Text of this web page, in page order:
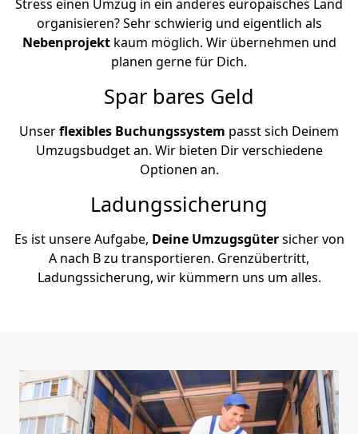
Stress einen Umzug in ein anderes europäisches Land
organisieren? Sehr schwierig und eigentlich als
Nebenprojekt kaum möglich. Wir übernehmen und
planen gerne für Dich.
Spar bares Geld
Unserflexibles Buchungssystem passt sich Deinem
Umzugsbudget an. Wir bieten Dir verschiedene
Optionen an.
Ladungssicherung
Es ist unsere Aufgabe, Deine Umzugsgütersicher von
A nach B zu transportieren. Grenzübertritt,
Ladungssicherung, wir kümmern uns um alles.